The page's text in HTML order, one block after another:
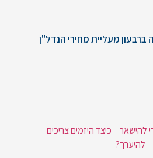
מעליית מחירי הנדל"ן